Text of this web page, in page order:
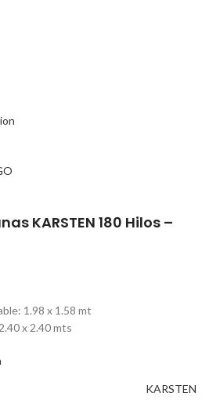
KARSTEN 180 Hilos –
1.98 x 1.58 mt
x 2.40 mts
KARSTEN